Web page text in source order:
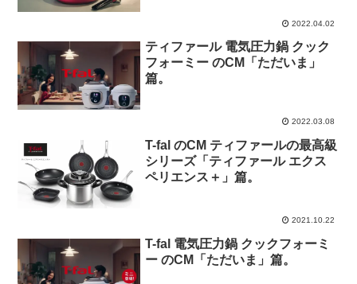
2022.04.02
ティファール 電気圧力鍋 クック
フォーミー のCM「ただいま」
篇。
2022.03.08
T-fal のCM ティファールの最高級
シリーズ「ティファール エクス
ペリエンス＋」篇。
2021.10.22
T-fal 電気圧力鍋 クックフォーミ
ー のCM「ただいま」篇。